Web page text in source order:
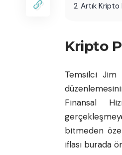
2 Artık Kripto
Kripto
Temsilci Jim
Finansal
bitmeden
iflası burada